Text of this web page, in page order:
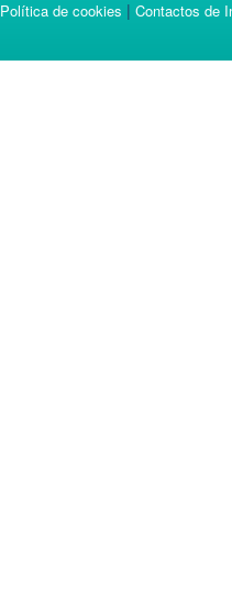
Política de cookies | Contactos de